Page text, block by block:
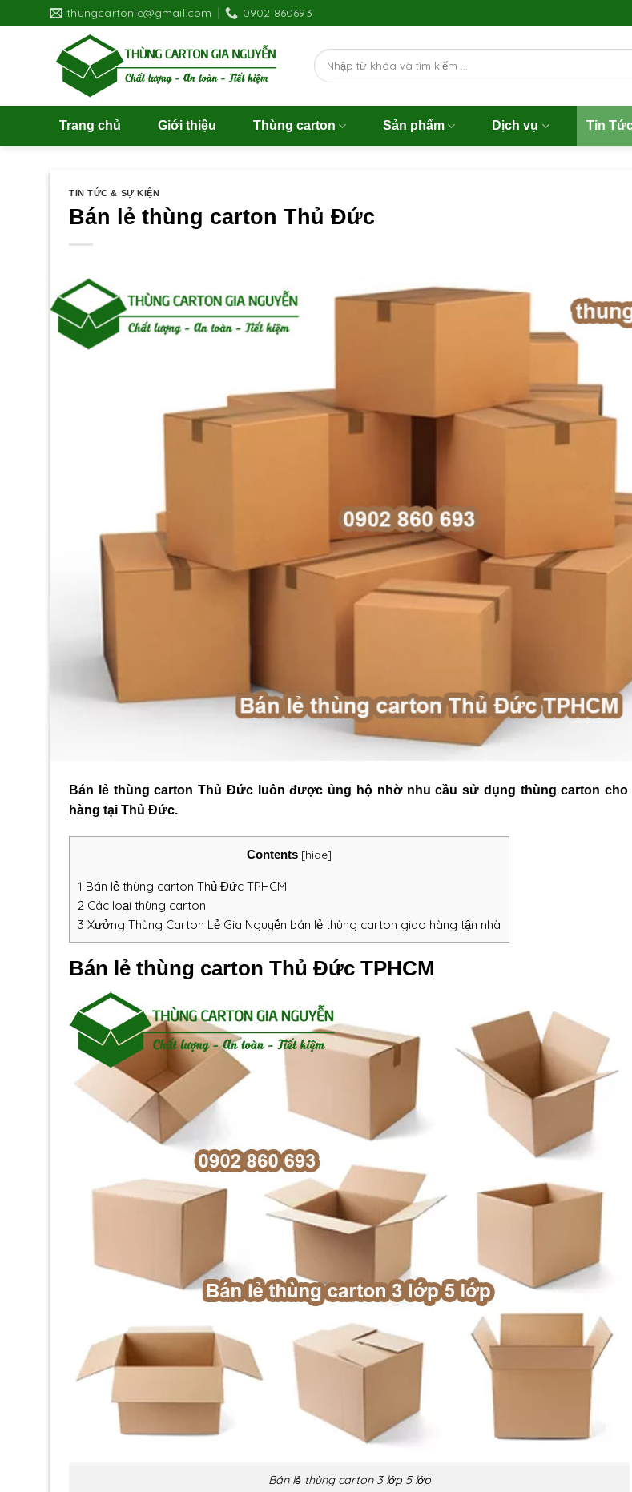
to
thungcartonle@gmail.com 0902 860693
Search
for:
Trang chủ Giới thiệu Thùng carton Sản phẩm Dịch vụ Tin
TIN TỨC & SỰ KIỆN
Bán lẻ thùng carton Thủ Đức
Bán lẻ thùng carton Thủ Đứcluôn được ủng hộ nhờ nhu cầu sử dụng thùng carton cho
hàng tại Thủ Đức.
Contents [hide]
1 Bán lẻ thùng carton Thủ Đức TPHCM
2 Các loại thùng carton
3 Xưởng Thùng Carton Lẻ Gia Nguyễn bán lẻ thùng carton giao hàng tận nhà
Bán lẻ thùng carton Thủ Đức TPHCM
Bán lẻ thùng carton 3 lớp 5 lớp